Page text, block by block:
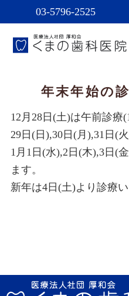
診療方針・診療内容
スタッフ
インプラント
年末年始の
12月28日(土)は午前診療
29日(日),30日(月),31日(火
1月1日(水),2日(木),3日(
ます。
新年は4日(土)より診療い
03-5796-2525